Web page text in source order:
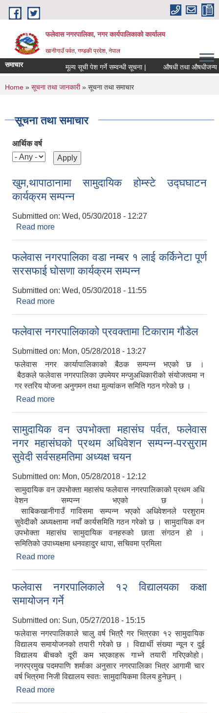
Skip to main content
फलेवास नगरपालिका, नगर कार्यपालिकाको कार्यालय
खानीगाउँ पर्वत, गण्डकी प्रदेश, नेपाल
समाचार मूल्य सूची पेश गर्ने सम्वन्धी सूचना | औषधी तथा औषधीजन्य
You are here
Home » सूचना तथा जानकारी» सूचना तथा समाचार
सूचना तथा समाचार
आर्थिक वर्ष
खुम,थापाठानामा सामुदायिक होम्स्टे उद्घघाटन
कार्यक्रम सम्पन्न
Submitted on: Wed, 05/30/2018 - 12:27
Read more
फलेवास नगरपालिका वडा नम्बर १ लाई कर्किनेटा पूर्ण
सरसफाई घोसणा कार्यक्रम सम्पन्न
Submitted on: Wed, 05/30/2018 - 11:55
Read more
फलेवास नगरपालिकाको प्रवक्तामा टिकाराम गौडेल
Submitted on: Mon, 05/28/2018 - 13:27
फलेवास नगर कार्यापालिकाको बैठक सम्पन्न भएको छ ।
बैठकले फलेवास नगरपालिका उपमेयर मन्जुअधिकारीको संयोजत्वमा न
गर स्तरिय योजना अनुगमन तथा मुल्यांकन समिति गठन गरेको छ ।
Read more
सामुदायिक वन उपभोक्ता महासंघ पर्वत, फलेवास
नगर महासंघको प्रथम अधिवेशन सम्पन्न-परसुराम
सुवेदी सर्वसहमतिमा अध्यक्ष चयन
Submitted on: Mon, 05/28/2018 - 12:12
सामुदायिक वन उपभोक्ता महासंघ फलेवास नगरपालिकाको प्रथम अधि
वेशन सम्पन्न भएको छ ।
साबिकखानीगाउँ गाविसमा सम्पन्न भएको अधिवेशनले परशुराम
सुवेदीकोे अध्यक्ष्तामा नयाँ कार्यसमिति गठन गरेको छ । सामुदायिक वन
उपभोक्ता महासंघ सामुदायिक वनहरुको छाता संगठन हो ।
समितिको उपाध्यक्षमा धनवहादुर थापा, सचिवमा प्रमिला
Read more
फलेवास नगरपालिकाले १२ विद्यालयका कक्षा
समायोजन गर्ने
Submitted on: Sun, 05/27/2018 - 15:15
फलेवास नगरपालिकाले चालु वर्ष भित्रै गर भित्रका १२ सामुदायिक
विद्यालय समायोजनको तयारी गरेको छ । विद्यार्थी संख्या न्यून र दुई
विद्यालय बीचको दूरी कम भएकाहरू गाभ्ने तयारी गरिएकोहो।
नगरप्रमुख पदमपाणि शर्माका अनुसार नगरपालिका भित्र आगामी चार
वर्ष भित्रमा निजी विद्यालय स्वतः सामुदायिकमा विलय हुनेछन् ।
Read more